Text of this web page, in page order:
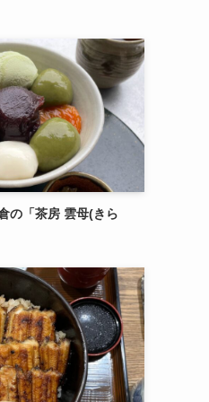
の「茶房 雲母(きら